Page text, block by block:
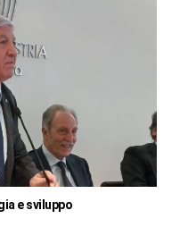
e sviluppo